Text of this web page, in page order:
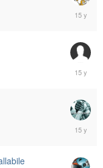
October
18,
October
8,
October
7,